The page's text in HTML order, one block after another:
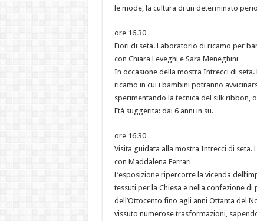
le mode, la cultura di un determinato
ore 16.30
Fiori di seta. Laboratorio di ricamo per
con Chiara Leveghi e Sara Meneghini
In occasione della mostra Intrecci di
ricamo in cui i bambini potranno
sperimentando la tecnica del silk ribbon,
Età suggerita: dai 6 anni in su.
ore 16.30
Visita guidata alla mostra Intrecci di seta.
con Maddalena Ferrari
L’esposizione ripercorre la vicenda
tessuti per la Chiesa e nella confezione di
dell’Ottocento fino agli anni Ottanta del
vissuto numerose trasformazioni,